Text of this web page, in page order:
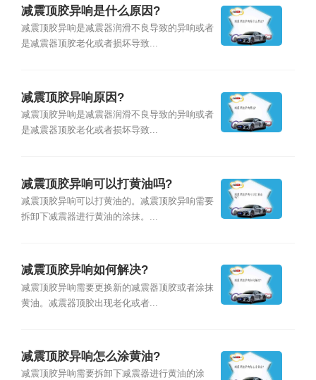
减震顶胶异响是什么原因?
减震顶胶异响是减震器润滑不良导致的异响或者
是减震器顶胶老化或者损坏导致...
减震顶胶异响原因?
减震顶胶异响是减震器润滑不良导致的异响或者
是减震器顶胶老化或者损坏导致...
减震顶胶异响可以打黄油吗?
减震顶胶异响可以打黄油的。减震顶胶异响需要
拆卸下减震器进行黄油的涂抹。...
减震顶胶异响如何解决?
减震顶胶异响需要更换新的减震器顶胶或者涂抹
黄油。减震器顶胶出现老化或者...
减震顶胶异响怎么涂黄油?
减震顶胶异响需要拆卸下减震器进行黄油的涂